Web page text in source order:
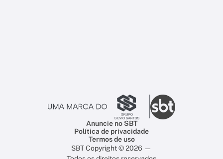
Anuncie no SBT
Política de privacidade
Termos de uso
SBT Copyright © 2026 —